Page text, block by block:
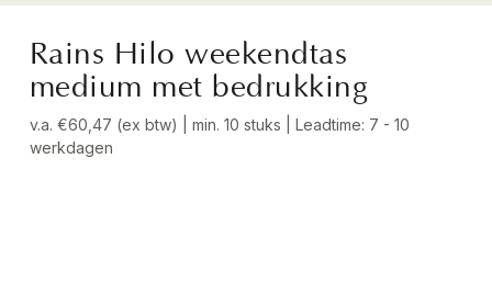
Rains Hilo weekendtas
medium met bedrukking
v.a. €60,47 (ex btw) | min. 10 stuks | Leadtime: 7 - 10
werkdagen